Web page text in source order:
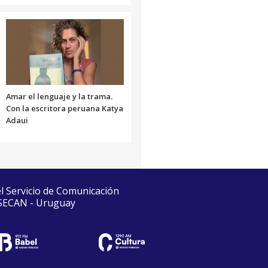
Amar el lenguaje y la trama.
Con la escritora peruana Katya
Adaui
de Comunicación
- Uruguay